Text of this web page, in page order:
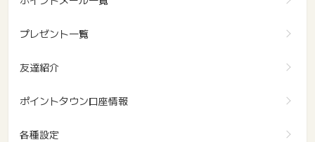
プレゼント一覧
友達紹介
ポイントタウン口座情報
各種設定